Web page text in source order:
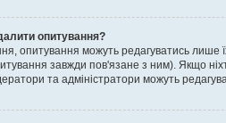
опитування?
опитування можуть редагуватись
завжди пов'язане з ним). Якщо
та адміністратори можуть